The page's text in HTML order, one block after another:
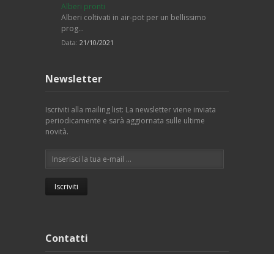
Alberi pronti
Alberi coltivati in air-pot per un bellissimo
prog…
Data: 21/10/2021
Newsletter
Iscriviti alla mailing list: La newsletter viene inviata
periodicamente e sarà aggiornata sulle ultime
novità.
Contatti